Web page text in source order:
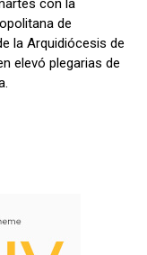
con la
de
la Arquidiócesis de
elevó plegarias de